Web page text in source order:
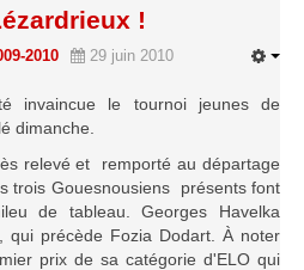
!
2010 29 juin 2010
invaincue le tournoi jeunes de
dimanche.
relevé et remporté au départage
trois Gouesnousiens présents font
de tableau. Georges Havelka
qui précède Fozia Dodart. À noter
prix de sa catégorie d'ELO qui